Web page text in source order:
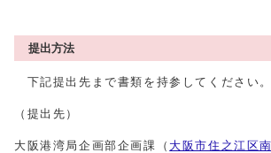
提出方法
下記提出先まで書類を持参してください。
（提出先）
大阪港湾局企画部企画課（ 大阪市住之江区